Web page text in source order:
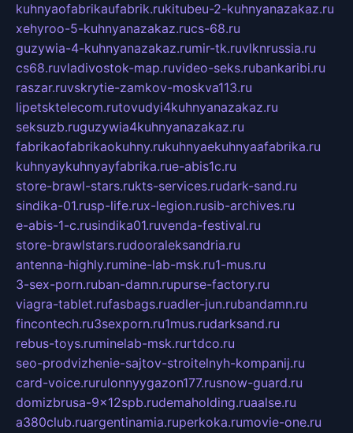
kuhnyaofabrikaufabrik.rukitubeu-2-kuhnyanazakaz.ru
xehyroo-5-kuhnyanazakaz.rucs-68.ru
guzywia-4-kuhnyanazakaz.rumir-tk.ruvlknrussia.ru
cs68.ruvladivostok-map.ruvideo-seks.rubankaribi.ru
raszar.ruvskrytie-zamkov-moskva113.ru
lipetsktelecom.rutovudyi4kuhnyanazakaz.ru
seksuzb.ruguzywia4kuhnyanazakaz.ru
fabrikaofabrikaokuhny.rukuhnyaekuhnyaafabrika.ru
kuhnyaykuhnyayfabrika.rue-abis1c.ru
store-brawl-stars.rukts-services.rudark-sand.ru
sindika-01.rusp-life.rux-legion.rusib-archives.ru
e-abis-1-c.rusindika01.ruvenda-festival.ru
store-brawlstars.rudooraleksandria.ru
antenna-highly.rumine-lab-msk.ru1-mus.ru
3-sex-porn.ruban-damn.rupurse-factory.ru
viagra-tablet.rufasbags.ruadler-jun.rubandamn.ru
fincontech.ru3sexporn.ru1mus.rudarksand.ru
rebus-toys.ruminelab-msk.rurtdco.ru
seo-prodvizhenie-sajtov-stroitelnyh-kompanij.ru
card-voice.rurulonnyygazon177.rusnow-guard.ru
domizbrusa-9x12spb.rudemaholding.ruaalse.ru
a380club.ruargentinamia.ruperkoka.rumovie-one.ru